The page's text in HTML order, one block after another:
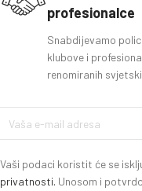
profesionalce
Snabdijevamo
klubove i
renomiranih
Vaši podaci koristit će se
privatnosti. Unosom i